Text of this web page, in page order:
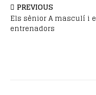
PREVIOUS
Els sènior A masculí i
entrenadors